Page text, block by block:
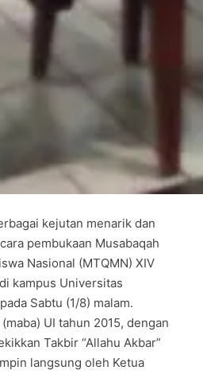
kejutan menarik dan
pembukaan Musabaqah
Nasional (MTQMN) XIV
kampus Universitas
Sabtu (1/8) malam.
UI tahun 2015, dengan
Takbir “Allahu Akbar”
langsung oleh Ketua